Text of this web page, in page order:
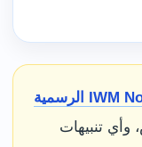
وأي تنبيهات